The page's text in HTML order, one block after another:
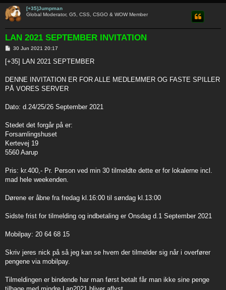
[+35]Jumpman
Global Moderator, G5, CSS, CSGO & WOW Member
LAN 2021 SEPTEMBER INVITATION
P
s
30 Jun 2021 20:17
[+35] LAN 2021 SEPTEMBER
DENNE INVITATION ER FOR ALLE MEDLEMMER OG FASTE SPILLER
PÅ VORES SERVER
Dato: d.24/25/26 September 2021
Stedet det forgår på er:
Forsamlingshuset
Kertevej 19
5560 Aarup
Pris: kr.400,- Pr. Person ved min 30 tilmeldte dette er for lokalerne incl.
mad hele weekenden.
Dørene er åbne fra fredag kl.16:00 til søndag kl.13:00
Sidste frist for tilmelding og indbetaling er Onsdag d.1 September 2021
Mobilpay: 20 64 68 15
Skriv jeres nick på så jeg kan se hvem der tilmelder sig når i overfører
pengene via mobilpay.
Tilmeldingen er bindende har man først betalt får man ikke sine penge